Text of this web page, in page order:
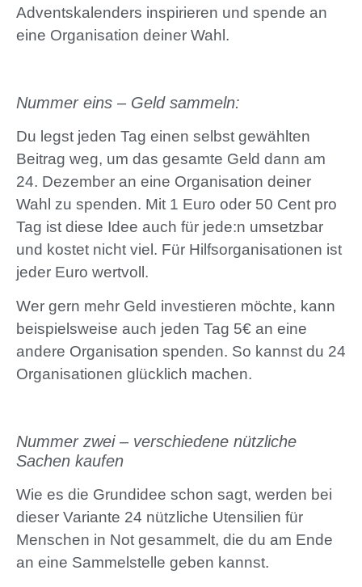
Adventskalenders inspirieren und spende an
eine Organisation deiner Wahl.
Nummer eins – Geld sammeln:
Du legst jeden Tag einen selbst gewählten
Beitrag weg, um das gesamte Geld dann am
24. Dezember an eine Organisation deiner
Wahl zu spenden. Mit 1 Euro oder 50 Cent pro
Tag ist diese Idee auch für jede:n umsetzbar
und kostet nicht viel. Für Hilfsorganisationen ist
jeder Euro wertvoll.
Wer gern mehr Geld investieren möchte, kann
beispielsweise auch jeden Tag 5€ an eine
andere Organisation spenden. So kannst du 24
Organisationen glücklich machen.
Nummer zwei – verschiedene nützliche
Sachen kaufen
Wie es die Grundidee schon sagt, werden bei
dieser Variante 24 nützliche Utensilien für
Menschen in Not gesammelt, die du am Ende
an eine Sammelstelle geben kannst.